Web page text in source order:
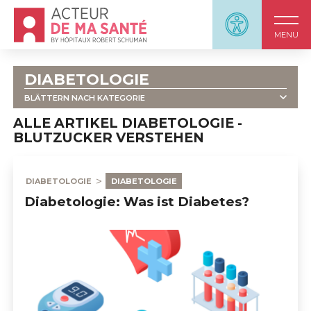
Panneau
MENU
Accueil - Acteur de ma santé, by HôpitauxRobert
DIABETOLOGIE
BLÄTTERN NACH KATEGORIE
ALLE
INFORMATIONSMATERIAL
                            INSULIN VERSTEHEN
ALLE ARTIKEL DIABETOLOGIE -
BLUTZUCKER VERSTEHEN
DIABETOLOGIE DIABETOLOGIE
Diabetologie: Was ist Diabetes?